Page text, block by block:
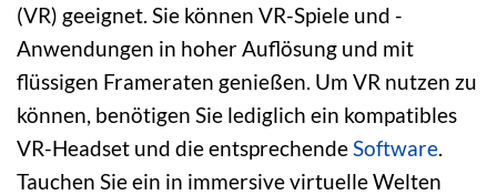
(VR) geeignet. Sie können VR-Spiele und -
Anwendungen in hoher Auflösung und mit
flüssigen Frameraten genießen. Um VR nutzen zu
können, benötigen Sie lediglich ein kompatibles
VR-Headset und die entsprechendeSoftware.
Tauchen Sie ein in immersive virtuelle Welten